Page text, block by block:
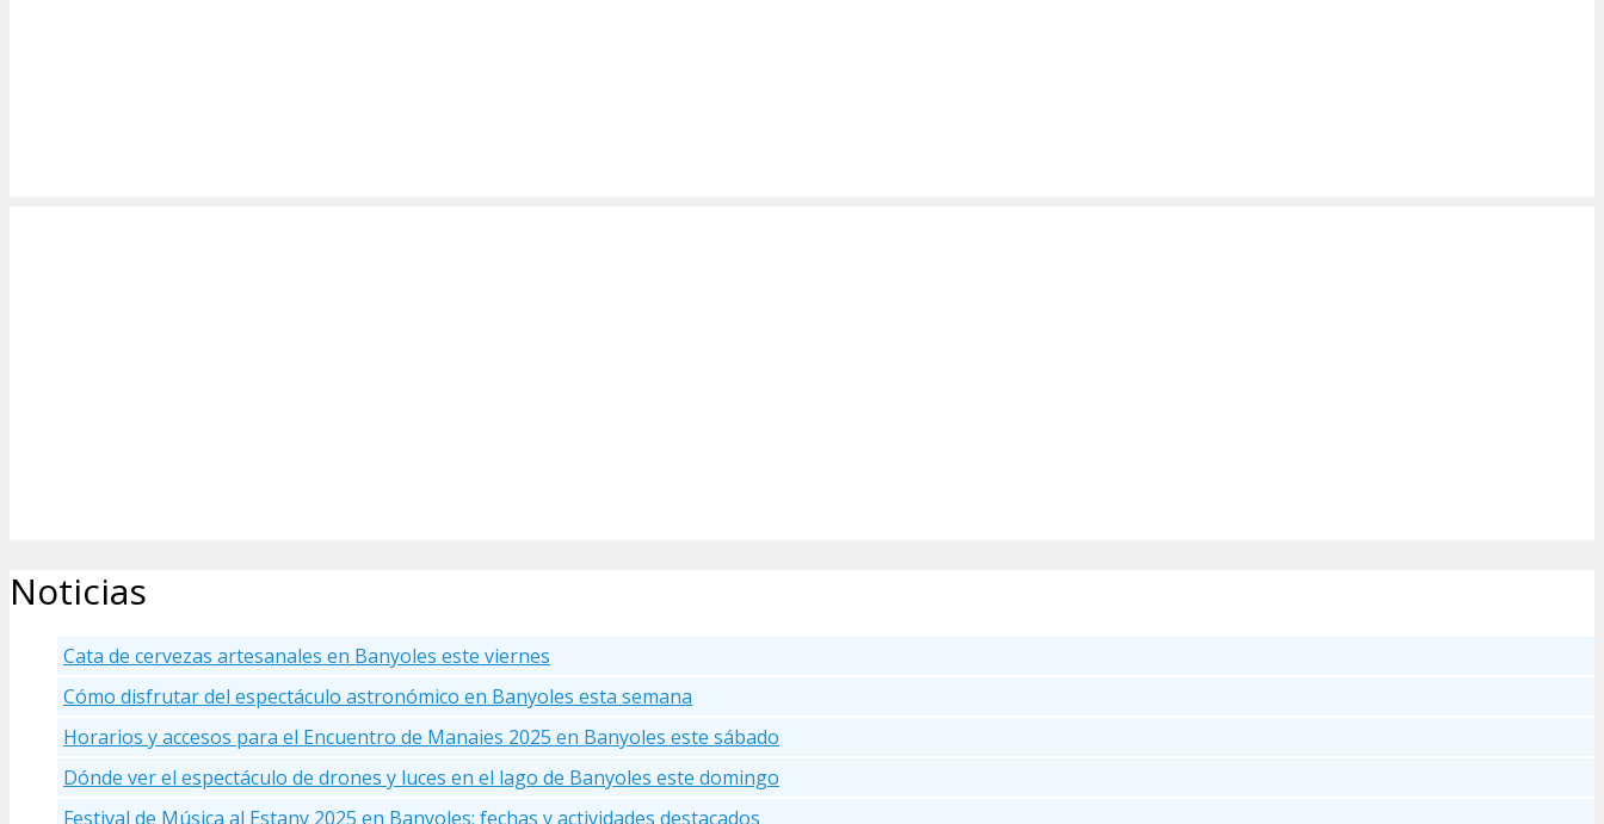
Noticias
Cata de cervezas artesanales en Banyoles este viernes
Cómo disfrutar del espectáculo astronómico en Banyoles esta semana
Horarios y accesos para el Encuentro de Manaies 2025 en Banyoles este sábado
Dónde ver el espectáculo de drones y luces en el lago de Banyoles este domingo
Festival de Música al Estany 2025 en Banyoles: fechas y actividades destacados